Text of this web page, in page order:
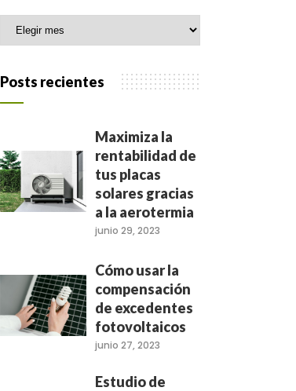
Archivo
Posts recientes
Maximiza la
rentabilidad de
tus placas
solares gracias
a la aerotermia
junio 29, 2023
Cómo usar la
compensación
de excedentes
fotovoltaicos
junio 27, 2023
Estudio de